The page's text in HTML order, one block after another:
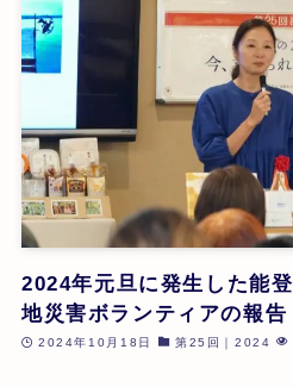
2024年元旦に発生した能
地災害ボランティアの報
2024年10月18日 第25回｜2024